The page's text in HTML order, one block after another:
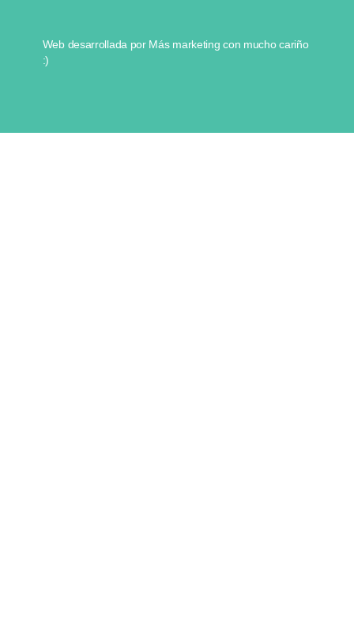
Web desarrollada por Más marketing con mucho cariño
:)